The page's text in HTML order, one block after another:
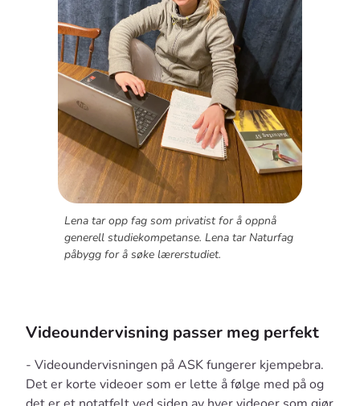
Lena tar opp fag som privatist for å oppnå
generell studiekompetanse. Lena tar Naturfag
påbygg for å søke lærerstudiet.
Videoundervisning passer meg perfekt
- Videoundervisningen på ASK fungerer kjempebra.
Det er korte videoer som er lette å følge med på og